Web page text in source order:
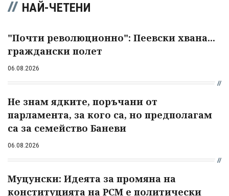
НАЙ-ЧЕТЕНИ
"Почти революционно": Пеевски хвана...
граждански полет
06.08.2026
Не знам ядките, поръчани от
парламента, за кого са, но предполагам
са за семейство Баневи
06.08.2026
Муцунски: Идеята за промяна на
конституцията на РСМ е политически